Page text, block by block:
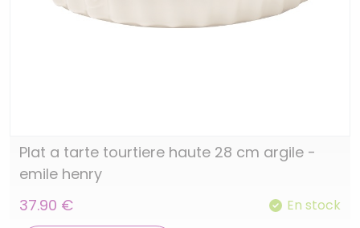
Plat a tarte tourtiere haute 28 cm argile -
emile henry
37.90 €
En stock